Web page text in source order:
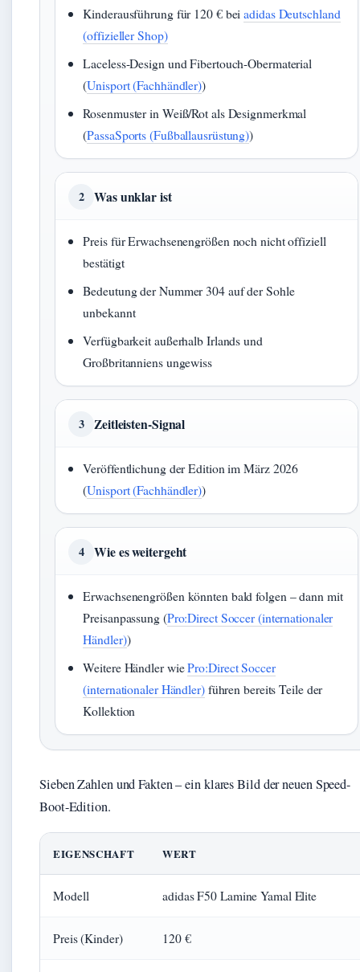
Kinderausführung für 120 € beiadidas Deutschland
(offizieller Shop)
Laceless-Design und Fibertouch-Obermaterial
(Unisport (Fachhändler))
Rosenmuster in Weiß/Rot als Designmerkmal
(PassaSports (Fußballausrüstung))
2 Was unklar ist
Preis für Erwachsenengrößen noch nicht offiziell
bestätigt
Bedeutung der Nummer 304 auf der Sohle
unbekannt
Verfügbarkeit außerhalb Irlands und
Großbritanniens ungewiss
3 Zeitleisten-Signal
Veröffentlichung der Edition im März 2026
(Unisport (Fachhändler))
4 Wie es weitergeht
Erwachsenengrößen könnten bald folgen – dann mit
Preisanpassung (Pro:Direct Soccer (internationaler
Händler))
Weitere Händler wiePro:Direct Soccer
(internationaler Händler)führen bereits Teile der
Kollektion
Sieben Zahlen und Fakten – ein klares Bild der neuen Speed-
Boot-Edition.
EIGENSCHAFT WERT
Modell adidas F50 Lamine Yamal Elite
Preis (Kinder) 120 €